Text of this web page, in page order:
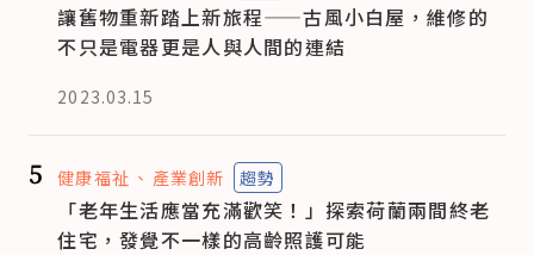
讓舊物重新踏上新旅程——古風小白屋，維修的
不只是電器更是人與人間的連結
2023.03.15
5 健康福祉 產業創新 趨勢
「老年生活應當充滿歡笑！」探索荷蘭兩間終老
住宅，發覺不一樣的高齡照護可能